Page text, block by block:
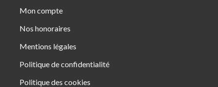
Mon compte
Nos honoraires
Mentions légales
Politique de confidentialité
Politique des cookies